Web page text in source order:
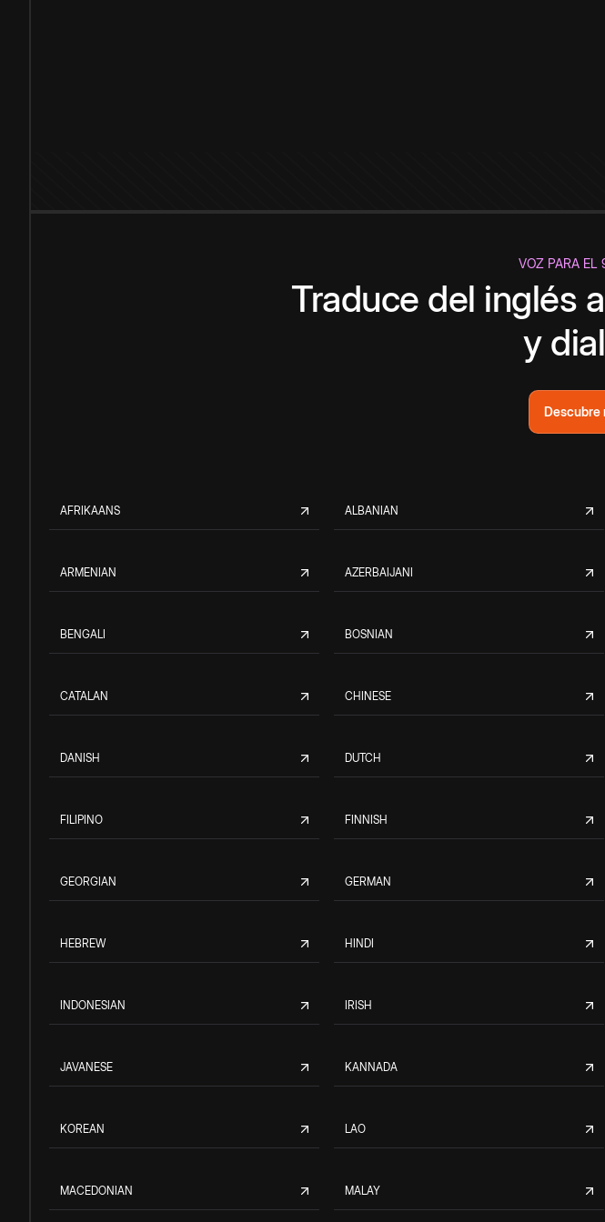
VOZ PARA EL
Traduce del inglés
y
Descubre
AFRIKAANS ALBANIAN
ARMENIAN AZERBAIJANI
BENGALI BOSNIAN
CATALAN CHINESE
DANISH DUTCH
FILIPINO FINNISH
GEORGIAN GERMAN
HEBREW HINDI
INDONESIAN IRISH
JAVANESE KANNADA
KOREAN LAO
MACEDONIAN MALAY